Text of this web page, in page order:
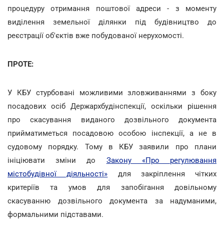
процедуру отримання поштової адреси - з моменту
виділення земельної ділянки під будівництво до
реєстрації об'єктів вже побудованої нерухомості.
ПРОТЕ:
У КБУ стурбовані можливими зловживаннями з боку
посадових осіб Держархбудінспекції, оскільки рішення
про скасування виданого дозвільного документа
прийматиметься посадовою особою інспекції, а не в
судовому порядку. Тому в КБУ заявили про плани
ініціювати зміни до Закону «Про регулювання
містобудівної діяльності» для закріплення чітких
критеріїв та умов для запобігання довільному
скасуванню дозвільного документа за надуманими,
формальними підставами.